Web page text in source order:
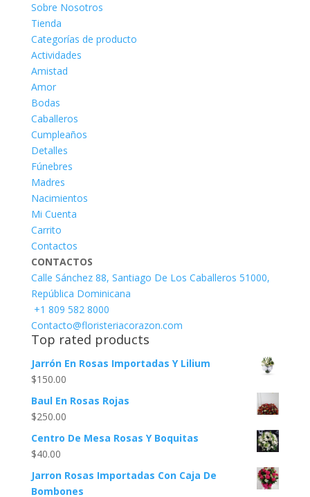
Sobre Nosotros
Tienda
Categorías de producto
Actividades
Amistad
Amor
Bodas
Caballeros
Cumpleaños
Detalles
Fúnebres
Madres
Nacimientos
Mi Cuenta
Carrito
Contactos
CONTACTOS
Calle Sánchez 88, Santiago De Los Caballeros 51000,
República Dominicana
+1 809 582 8000
Contacto@floristeriacorazon.com
Top rated products
Jarrón En Rosas Importadas Y Lilium
$150.00
Baul En Rosas Rojas
$250.00
Centro De Mesa Rosas Y Boquitas
$40.00
Jarron Rosas Importadas Con Caja De
Bombones